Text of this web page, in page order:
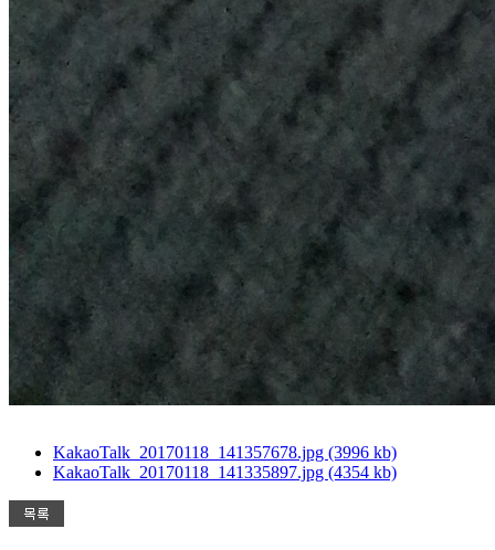
KakaoTalk_20170118_141357678.jpg (3996 kb)
KakaoTalk_20170118_141335897.jpg (4354 kb)